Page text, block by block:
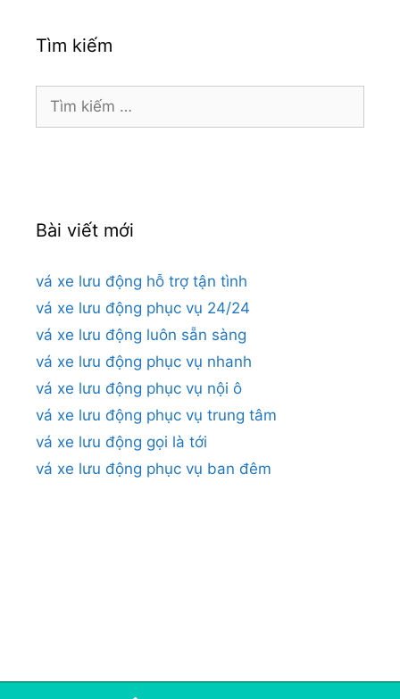
Tìm kiếm
Tìm
kiếm
Bài viết mới
vá xe lưu động hỗ trợ tận tình
vá xe lưu động phục vụ 24/24
vá xe lưu động luôn sẵn sàng
vá xe lưu động phục vụ nhanh
vá xe lưu động phục vụ nội ô
vá xe lưu động phục vụ trung tâm
vá xe lưu động gọi là tới
vá xe lưu động phục vụ ban đêm